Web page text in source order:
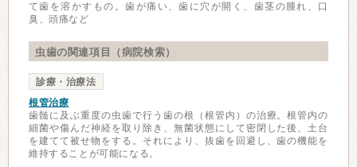
て歯を溶かすもの。歯が痛い、歯に穴が開く、歯茎の腫れ、口
臭、頭痛など
虫歯の関連項目（病院検索）
診療・治療法
根管治療
歯髄に及ぶ重度の虫歯で行う歯の根（根管内）の治療。根管内の
細菌や傷んだ神経を取り除き、無菌状態にして密閉した後、土台
を建てて被せ物をする。それにより、抜歯を回避し、歯の機能を
維持することが可能になる。